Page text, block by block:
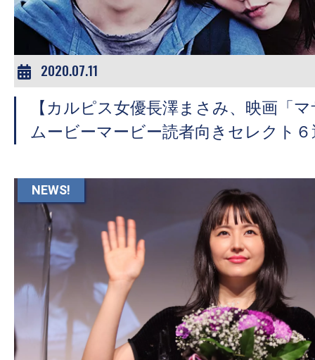
2020.07.11
【カルピス女優長澤まさみ、映画「
ムービーマービー読者向きセレクト
NEWS!